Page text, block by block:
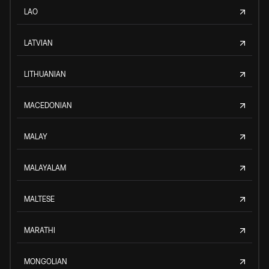
LAO
LATVIAN
LITHUANIAN
MACEDONIAN
MALAY
MALAYALAM
MALTESE
MARATHI
MONGOLIAN